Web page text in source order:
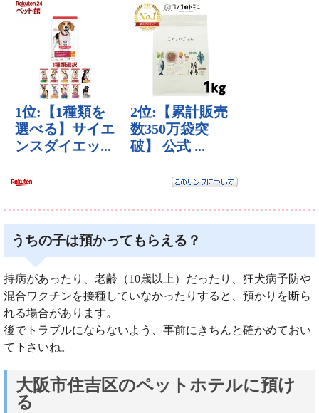
うちの子は預かってもらえる？
持病があったり、老齢（10歳以上）だったり、狂犬病予防や
混合ワクチンを接種していなかったりすると、預かりを断ら
れる場合があります。
後でトラブルにならないよう、事前にきちんと確かめておい
て下さいね。
大阪市住吉区のペットホテルに預け
る